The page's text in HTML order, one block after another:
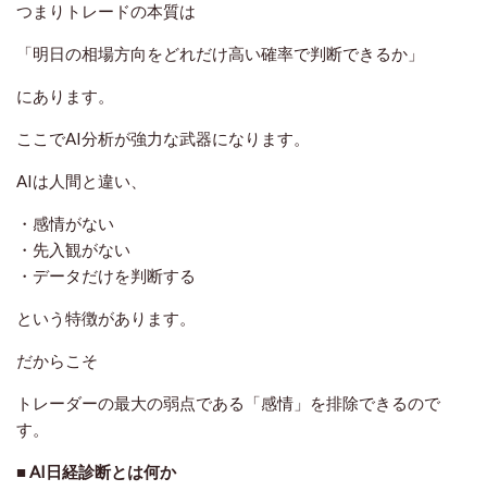
つまりトレードの本質は
「明日の相場方向をどれだけ高い確率で判断できるか」
にあります。
ここでAI分析が強力な武器になります。
AIは人間と違い、
・感情がない
・先入観がない
・データだけを判断する
という特徴があります。
だからこそ
トレーダーの最大の弱点である「感情」を排除できるので
す。
■ AI日経診断とは何か